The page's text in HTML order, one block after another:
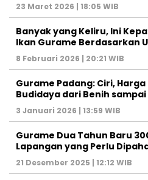
23 Maret 2026 | 18:05 WIB
Banyak yang Keliru, Ini
Ikan Gurame Berdasarkan
8 Februari 2026 | 20:21 WIB
Gurame Padang: Ciri,
Budidaya dari Benih sampai
3 Januari 2026 | 13:59 WIB
Gurame Dua Tahun Baru
Lapangan yang Perlu
21 Desember 2025 | 12:12 WIB